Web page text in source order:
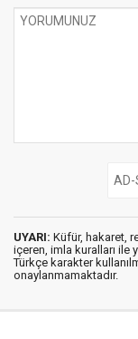
UYARI: Küfür, hakaret,
içeren, imla kuralları ile
Türkçe karakter
onaylanmamaktadır.